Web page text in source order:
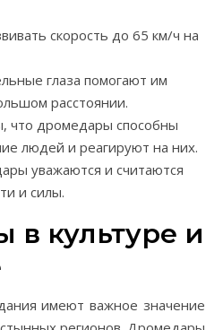
скорость до 65 км/ч на
глаза помогают им
расстоянии.
что дромедары способны
людей и реагируют на них.
уважаются и считаются
и силы.
культуре и
имеют важное значение